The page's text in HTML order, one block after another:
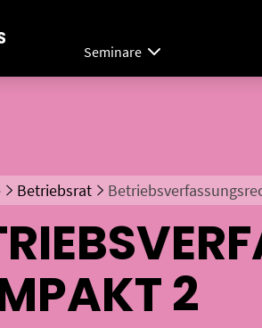
Seminare
Betriebsrat
2